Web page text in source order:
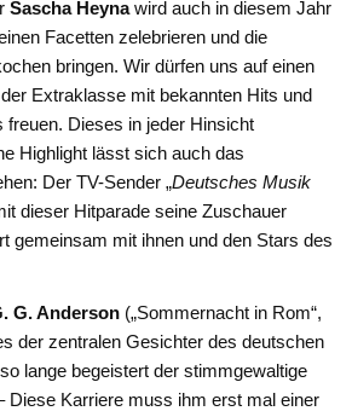
Sascha Heynawird auch in diesem Jahr
Facetten zelebrieren und die
bringen. Wir dürfen uns auf einen
Extraklasse mit bekannten Hits und
freuen. Dieses in jeder Hinsicht
Highlight lässt sich auch das
Der TV-Sender „Deutsches Musik
dieser Hitparade seine Zuschauer
gemeinsam mit ihnen und den Stars des
G. Anderson („Sommernacht in Rom“,
der zentralen Gesichter des deutschen
lange begeistert der stimmgewaltige
Diese Karriere muss ihm erst mal einer